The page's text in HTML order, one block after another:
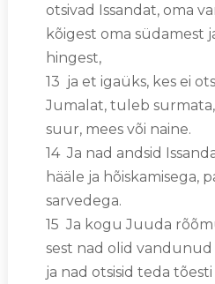
otsivad Issandat, oma
kõigest oma südamest
hingest,
13 ja et igaüks, kes ei
Jumalat, tuleb
suur, mees või naine.
14 Ja nad andsid
hääle ja hõiskamisega,
sarvedega.
15 Ja kogu Juuda
sest nad olid
ja nad otsisid teda